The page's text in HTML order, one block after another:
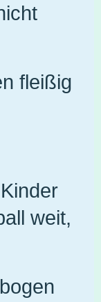
fleißig
weit,